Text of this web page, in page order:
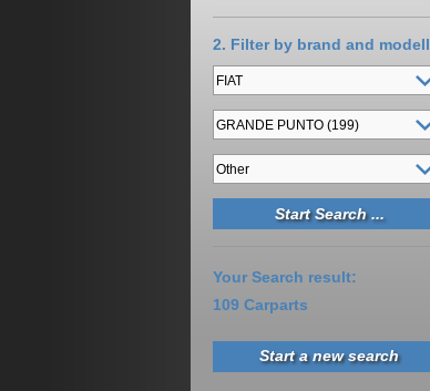
2. Filter by brand and modell
Your Search result:
109 Carparts
Start a new search